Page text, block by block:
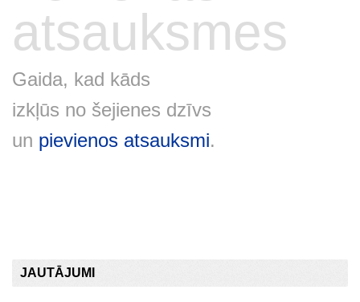
atsauksmes
Gaida, kad kāds
izkļūs no šejienes dzīvs
un pievienos atsauksmi.
JAUTĀJUMI